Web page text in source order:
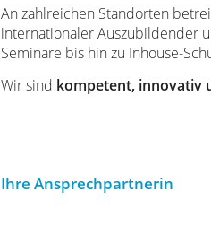
An zahlreichen Standorten
internationaler Auszubildender
Seminare bis hin zu Inhouse-
Wir sind kompetent, innovativ
Ihre Ansprechpartnerin